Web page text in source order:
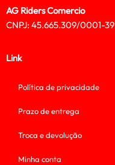
AG Riders Comercio
CNPJ: 45.665.309/0001-39
Link
Política de privacidade
Prazo de entrega
Troca e devolução
Minha conta